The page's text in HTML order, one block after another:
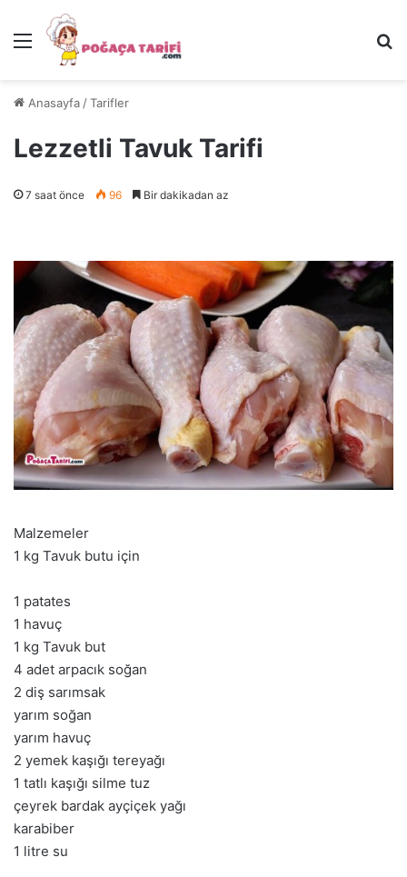
Menü
Anasayfa /Tarifler
Lezzetli Tavuk Tarifi
7 saat önce 96 Bir dakikadan az
Malzemeler
1 kg Tavuk butu için
1 patates
1 havuç
1 kg Tavuk but
4 adet arpacık soğan
2 diş sarımsak
yarım soğan
yarım havuç
2 yemek kaşığı tereyağı
1 tatlı kaşığı silme tuz
çeyrek bardak ayçiçek yağı
karabiber
1 litre su